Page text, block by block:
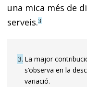
una mica més de
serveis.3
3 La major
s’observa en la
variació.